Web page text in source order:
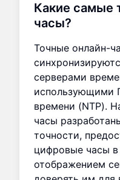
Какие самые
часы?
Точные онлайн-
серверами
использующими
времени (NTP).
часы
точности,
цифровые часы
отображением